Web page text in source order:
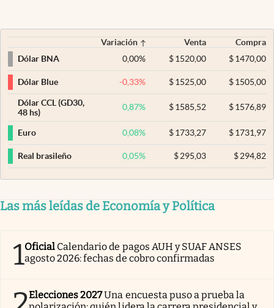
Variación Venta
Compra
Dólar BNA
0,00% $ 1520,00 $1470,00
Dólar Blue -0,33% $ 1525,00 $1505,00
Dólar CCL (GD30,
48 hs)
0,87% $ 1585,52 $1576,89
Euro 0,08% $ 1733,27 $1731,97
Real brasileño 0,05% $ 295,03 $294,82
Las más leídas de Economía y Política
1Oficial Calendario de pagos AUH y SUAF ANSES
agosto 2026: fechas de cobro confirmadas
Elecciones 2027Una encuesta puso a prueba la